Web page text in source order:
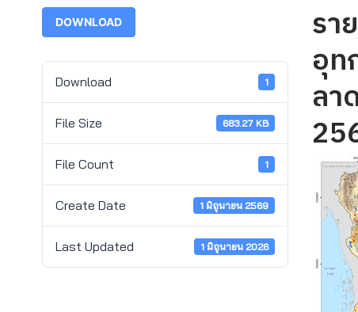
DOWNLOAD
Download 1
File Size 683.27 KB
File Count 1
Create Date 1 มิถุนายน 2569
Last Updated 1 มิถุนายน 2026
รา
อุท
ลา